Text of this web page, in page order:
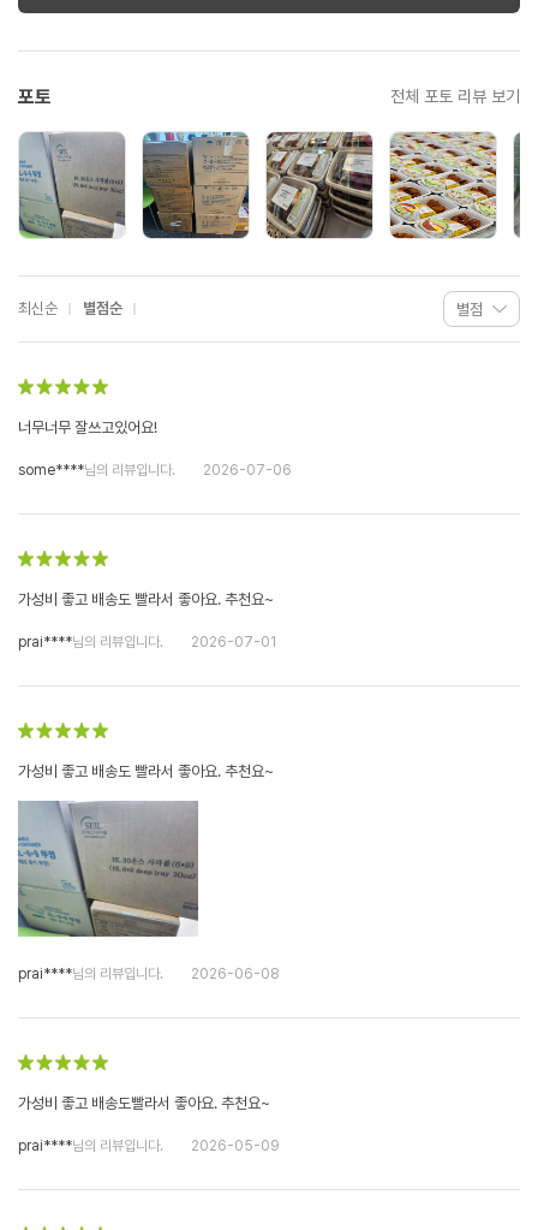
포토 전체 포토 리뷰 보기
최신순 별점순
너무너무 잘쓰고있어요!
some****님의 리뷰입니다. 2026-07-06
가성비 좋고 배송도 빨라서 좋아요. 추천요~
prai****님의 리뷰입니다. 2026-07-01
가성비 좋고 배송도 빨라서 좋아요. 추천요~
prai****님의 리뷰입니다. 2026-06-08
가성비 좋고 배송도빨라서 좋아요. 추천요~
prai****님의 리뷰입니다. 2026-05-09